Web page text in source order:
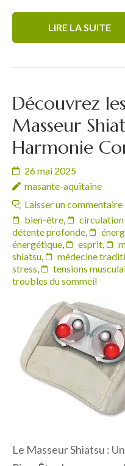
LIRE LA SUITE
Découvrez
Masseur
Harmonie
26 mai 2025
masante-aquitaine
Laisser un commentaire
bien-être, circulation
détente profonde,
énergétique, esprit,
shiatsu, médecine
stress, tensions
troubles du sommeil
Le Masseur Shiatsu :